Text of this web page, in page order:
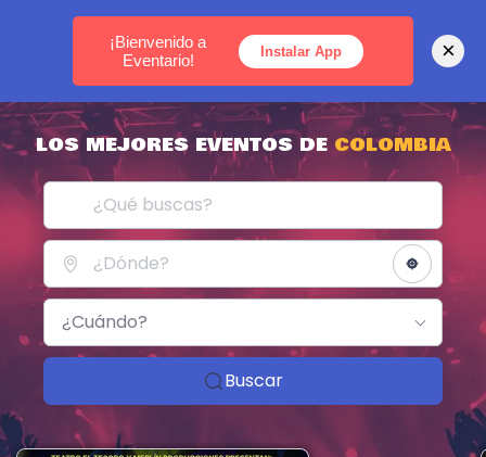
MEDELLÍN - BOGOTÁ - CARTAGENA
LOS MEJORES EVENTOS DECOLOMBIA
¿Cuándo?
Buscar
¡Bienvenido a
Eventario!
Instalar App ×